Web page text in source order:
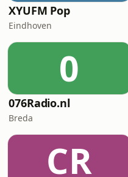
XYUFM Pop
Eindhoven
0
076Radio.nl
Breda
CR